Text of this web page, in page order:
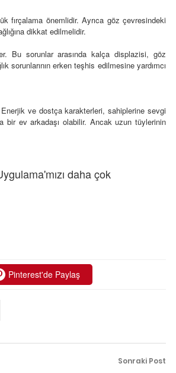
fırçalama önemlidir. Ayrıca göz çevresindeki
dikkat edilmelidir.
Bu sorunlar arasında kalça displazisi, göz
sorunlarının erken teşhis edilmesine yardımcı
ve dostça karakterleri, sahiplerine sevgi
ev arkadaşı olabilir. Ancak uzun tüylerinin
daha çok
Pinterest'de Paylaş
Sonraki Post
Diyor?
05.10.2025